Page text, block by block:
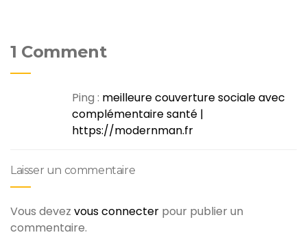
1 Comment
Ping : meilleure couverture sociale avec
complémentaire santé |
https://modernman.fr
Laisser un commentaire
Vous devez vous connecter pour publier un
commentaire.